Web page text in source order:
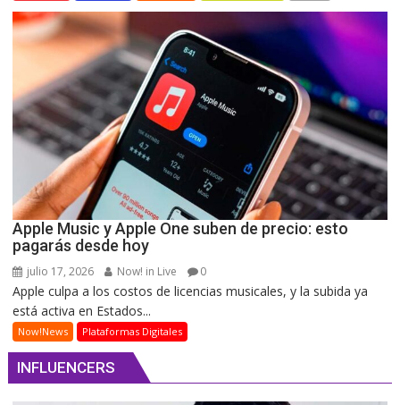
Apple Music y Apple One suben de precio: esto
pagarás desde hoy
julio 17, 2026 Now! in Live 0
Apple culpa a los costos de licencias musicales, y la subida ya
está activa en Estados...
Now!News Plataformas Digitales
INFLUENCERS